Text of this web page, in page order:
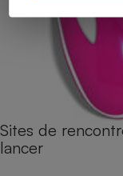
Sites de
lancer